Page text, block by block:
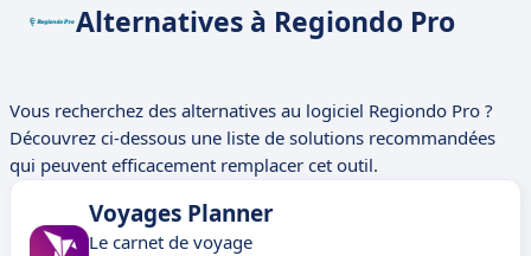
Alternatives à Regiondo Pro
Vous recherchez des alternatives au logiciel Regiondo Pro ?
Découvrez ci-dessous une liste de solutions recommandées
qui peuvent efficacement remplacer cet outil.
Voyages Planner
Le carnet de voyage